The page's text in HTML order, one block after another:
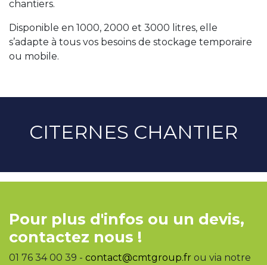
chantiers.
Disponible en 1000, 2000 et 3000 litres, elle
s’adapte à tous vos besoins de stockage temporaire
ou mobile.
CITERNES CHANTIER
Pour plus d'infos ou un devis,
contactez nous !
01 76 34 00 39 - contact@cmtgroup.fr ou via notre